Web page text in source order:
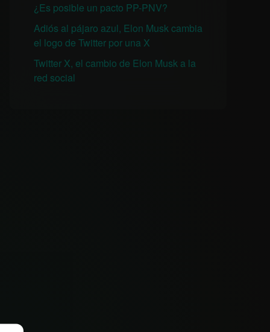
¿Es posible un pacto PP-PNV?
Adiós al pájaro azul, Elon Musk cambia
el logo de Twitter por una X
Twitter X, el cambio de Elon Musk a la
red social